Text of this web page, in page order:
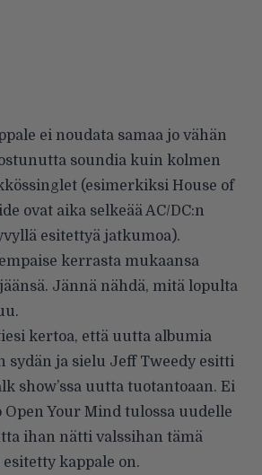
ei noudata samaa jo vähän
soundia kuin kolmen
(esimerkiksi House of
ovat aika selkeää AC/DC:n
esitettyä jatkumoa).
kerrasta mukaansa
Jännä nähdä, mitä lopulta
kertoa, että uutta albumia
sydän ja sielu Jeff Tweedy esitti
show’ssa uutta tuotantoaan. Ei
Open Your Mind tulossa uudelle
ihan nätti valssihan tämä
kappale on.